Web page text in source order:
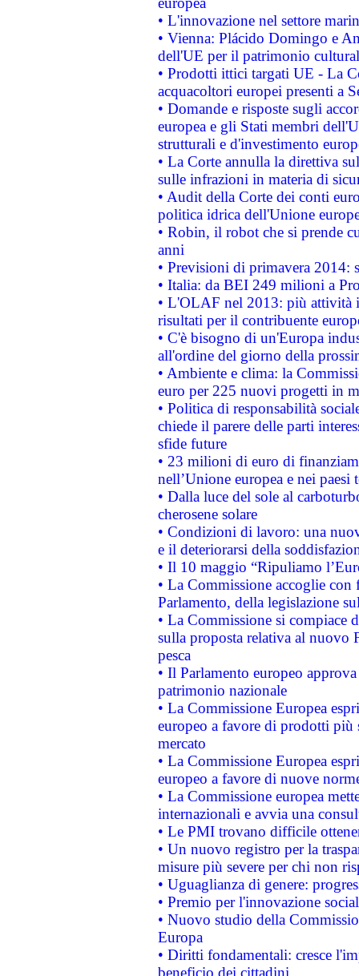
• L'innovazione nel settore
• Vienna: Plácido Domingo e
dell'UE per il patrimonio
• Prodotti ittici targati UE - La
acquacoltori europei presenti a
• Domande e risposte sugli
europea e gli Stati membri
strutturali e d'investimento
• La Corte annulla la direttiva
sulle infrazioni in materia di
• Audit della Corte dei conti
politica idrica dell'Unione
• Robin, il robot che si prende
anni
• Previsioni di primavera 2014:
• Italia: da BEI 249 milioni a
• L'OLAF nel 2013: più attività
risultati per il contribuente
• C'è bisogno di un'Europa
all'ordine del giorno della
• Ambiente e clima: la
euro per 225 nuovi progetti in
• Politica di responsabilità
chiede il parere delle parti
sfide future
• 23 milioni di euro di
nell’Unione europea e nei paesi
• Dalla luce del sole al
cherosene solare
• Condizioni di lavoro: una
e il deteriorarsi della
• Il 10 maggio “Ripuliamo
• La Commissione accoglie
Parlamento, della legislazione
• La Commissione si compiace
sulla proposta relativa al nuovo
pesca
• Il Parlamento europeo
patrimonio nazionale
• La Commissione Europea
europeo a favore di prodotti
mercato
• La Commissione Europea
europeo a favore di nuove
• La Commissione europea
internazionali e avvia una
• Le PMI trovano difficile
• Un nuovo registro per la
misure più severe per chi non
• Uguaglianza di genere:
• Premio per l'innovazione
• Nuovo studio della
Europa
• Diritti fondamentali: cresce
beneficio dei cittadini